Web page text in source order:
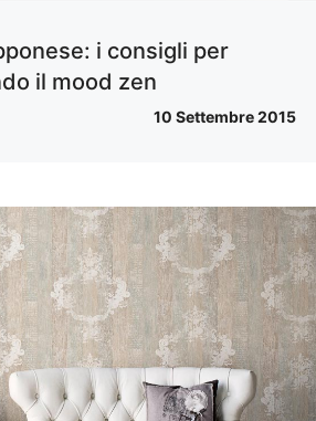
i consigli per
il mood zen
10 Settembre 2015